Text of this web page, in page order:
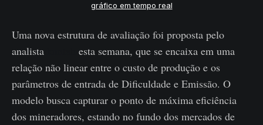
gráfico em tempo real
Uma nova estrutura de avaliação foi proposta pelo
analista
esta semana, que se encaixa em uma
relação não linear entre o custo de produção e os
parâmetros de entrada de Dificuldade e Emissão. O
modelo busca capturar o ponto de máxima eficiência
dos mineradores, estando no fundo dos mercados de